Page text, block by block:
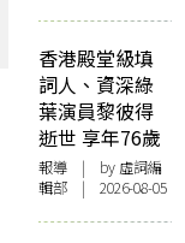
香港殿堂級填
詞人、資深綠
葉演員黎彼得
逝世 享年76歲
報導 | by 虛詞編
輯部 | 2026-08-05